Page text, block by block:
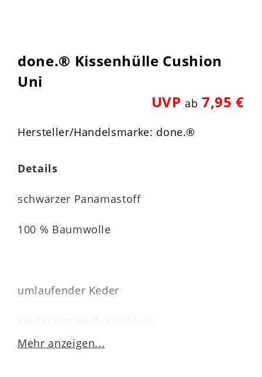
done.® Kissenhülle Cushion
Uni
UVPab 7,95 €
Hersteller/Handelsmarke: done.®
Details
schwarzer Panamastoff
100 % Baumwolle
umlaufender Keder
knitterarm
Mehr anzeigen...